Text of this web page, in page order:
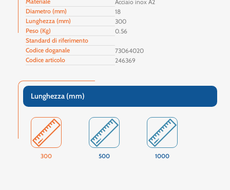
Acciaio inox A2
Diametro (mm)
18
Lunghezza (mm)
300
Peso (Kg)
0.56
Standard di riferimento
Codice doganale
73064020
Codice articolo
246369
Lunghezza (mm)
300 500 1000